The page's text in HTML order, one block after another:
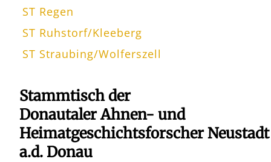
ST Regen
ST Ruhstorf/Kleeberg
ST Straubing/Wolferszell
Stammtisch der
Donautaler Ahnen- und
Heimatgeschichtsforscher Neustadt
a.d. Donau